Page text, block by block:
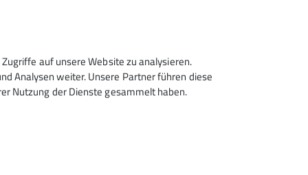
auf unsere Website zu analysieren.
Analysen weiter. Unsere Partner führen diese
Nutzung der Dienste gesammelt haben.